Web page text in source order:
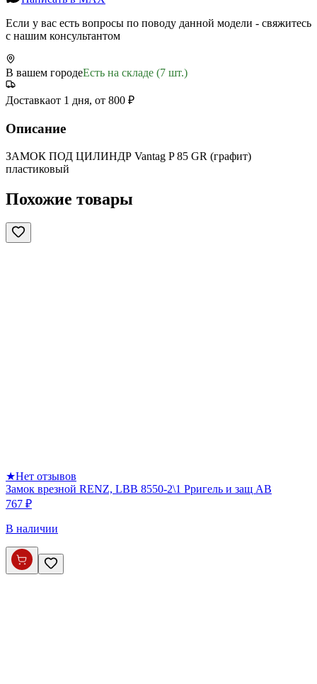
Если у вас есть вопросы по поводу данной модели - свяжитесь
с нашим консультантом
В вашем городеЕсть на складе (7 шт.)
Доставкаот 1 дня, от 800 ₽
Описание
ЗАМОК ПОД ЦИЛИНДР Vantag P 85 GR (графит)
пластиковый
Похожие товары
★Нет отзывов
Замок врезной RENZ, LBB 8550-2\1 Pригель и защ AB
767 ₽
В наличии